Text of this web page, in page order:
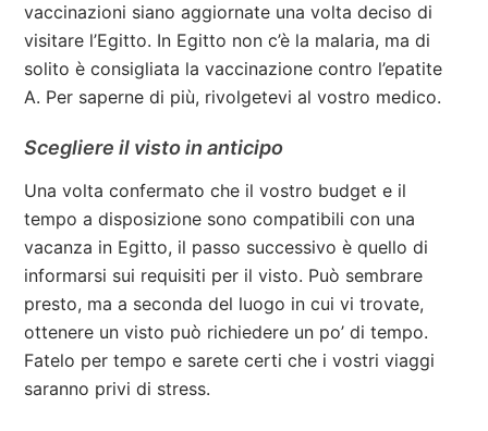
vaccinazioni siano aggiornate una volta deciso di
visitare l’Egitto. In Egitto non c’è la malaria, ma di
solito è consigliata la vaccinazione contro l’epatite
A. Per saperne di più, rivolgetevi al vostro medico.
Scegliere il visto in anticipo
Una volta confermato che il vostro budget e il
tempo a disposizione sono compatibili con una
vacanza in Egitto, il passo successivo è quello di
informarsi sui requisiti per il visto. Può sembrare
presto, ma a seconda del luogo in cui vi trovate,
ottenere un visto può richiedere un po’ di tempo.
Fatelo per tempo e sarete certi che i vostri viaggi
saranno privi di stress.